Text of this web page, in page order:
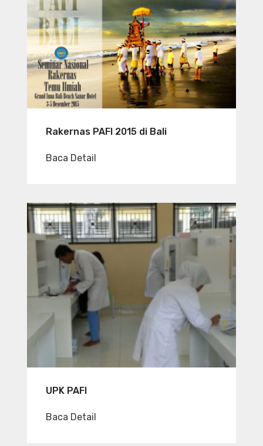
Rakernas PAFI 2015 di Bali
Baca Detail
UPK PAFI
Baca Detail